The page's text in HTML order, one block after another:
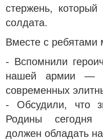
стержень, который
солдата.
Вместе с ребятами
- Вспомнили
нашей армии —
современных
- Обсудили, что
Родины сегодня
должен обладать